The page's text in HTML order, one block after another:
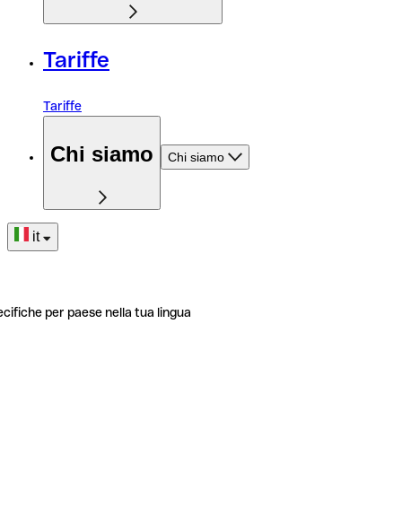
Tariffe
Tariffe
Chi siamo Chi siamo
it
per paese nella tua lingua